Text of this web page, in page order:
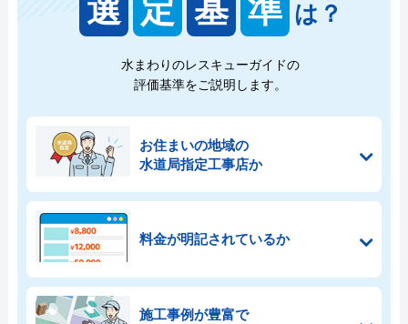
選 定 基 準 は？
水まわりのレスキューガイドの
評価基準をご説明します。
お住まいの地域の
水道局指定工事店か
料金が明記されているか
施工事例が豊富で